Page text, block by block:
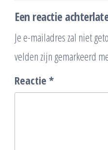
Een reactie
Je e-mailadres zal niet
velden zijn gemarkeerd
Reactie *